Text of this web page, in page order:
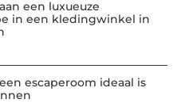
een luxueuze
in een kledingwinkel in
escaperoom ideaal is